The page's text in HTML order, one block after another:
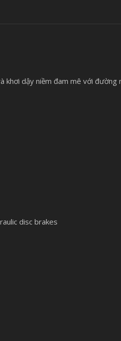
dậy niềm đam mê với
disc brakes